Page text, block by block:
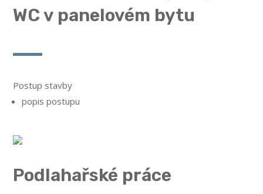
WC v panelovém bytu
Postup stavby
popis postupu
Podlahařské práce